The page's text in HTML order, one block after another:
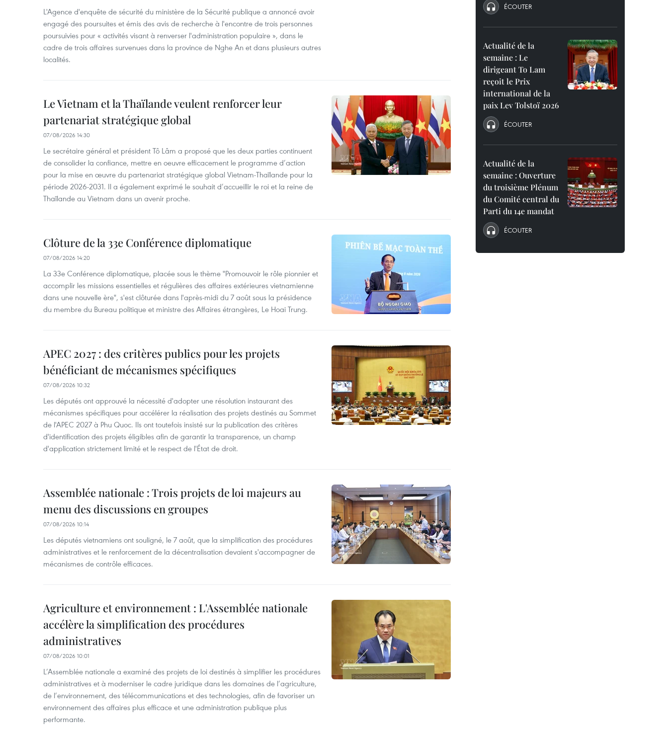
L'Agence d'enquête de sécurité du ministère de la Sécurité publique a annoncé avoir
engagé des poursuites et émis des avis de recherche à l'encontre de trois personnes
poursuivies pour « activités visant à renverser l'administration populaire », dans le
cadre de trois affaires survenues dans la province de Nghe An et dans plusieurs autres
localités.
Le Vietnam et la Thaïlande veulent renforcer leur
partenariat stratégique global
07/08/2026 14:30
Le secrétaire général et président Tô Lâm a proposé que les deux parties continuent
de consolider la confiance, mettre en oeuvre efficacement le programme d’action
pour la mise en œuvre du partenariat stratégique global Vietnam-Thaïlande pour la
période 2026-2031. Il a également exprimé le souhait d’accueillir le roi et la reine de
Thaïlande au Vietnam dans un avenir proche.
Clôture de la 33e Conférence diplomatique
07/08/2026 14:20
La 33e Conférence diplomatique, placée sous le thème "Promouvoir le rôle pionnier et
accomplir les missions essentielles et régulières des affaires extérieures vietnamienne
dans une nouvelle ère", s'est clôturée dans l'après-midi du 7 août sous la présidence
du membre du Bureau politique et ministre des Affaires étrangères, Le Hoai Trung.
APEC 2027 : des critères publics pour les projets
bénéficiant de mécanismes spécifiques
07/08/2026 10:32
Les députés ont approuvé la nécessité d'adopter une résolution instaurant des
mécanismes spécifiques pour accélérer la réalisation des projets destinés au Sommet
de l'APEC 2027 à Phu Quoc. Ils ont toutefois insisté sur la publication des critères
d'identification des projets éligibles afin de garantir la transparence, un champ
d'application strictement limité et le respect de l'État de droit.
Assemblée nationale : Trois projets de loi majeurs au
menu des discussions en groupes
07/08/2026 10:14
Les députés vietnamiens ont souligné, le 7 août, que la simplification des procédures
administratives et le renforcement de la décentralisation devaient s'accompagner de
mécanismes de contrôle efficaces.
Agriculture et environnement : L'Assemblée nationale
accélère la simplification des procédures
administratives
07/08/2026 10:01
L’Assemblée nationale a examiné des projets de loi destinés à simplifier les procédures
administratives et à moderniser le cadre juridique dans les domaines de l’agriculture,
de l’environnement, des télécommunications et des technologies, afin de favoriser un
environnement des affaires plus efficace et une administration publique plus
performante.
ÉCOUTER
Actualité de la
semaine : Le
dirigeant To Lam
reçoit le Prix
international de la
paix Lev Tolstoï 2026
ÉCOUTER
Actualité de la
semaine : Ouverture
du troisième Plénum
du Comité central du
Parti du 14e mandat
ÉCOUTER